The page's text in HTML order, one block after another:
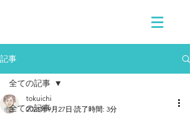
記事
全ての記事
全ての記事
tokuichi
2025年9月27日 読了時間: 3分